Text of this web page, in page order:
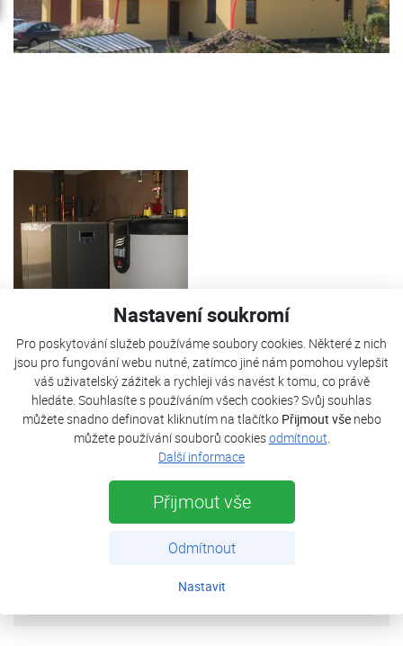
Nastavení soukromí
Pro poskytování služeb používáme soubory cookies. Některé z nich
jsou pro fungování webu nutné, zatímco jiné nám pomohou vylepšit
váš uživatelský zážitek a rychleji vás navést k tomu, co právě
hledáte. Souhlasíte s používáním všech cookies? Svůj souhlas
můžete snadno definovat kliknutím na tlačítko Přijmout všenebo
můžete používání souborů cookiesodmítnout.
Další informace
Přijmout vše
Odmítnout
Nastavit
TČ Kostečka je použito pro vytápění RD, ohřev TUV a ohřev
bazénu. Jako bivalentní zdroj slouží elektrokotel.
tepelná ztráta objektu 10 kW a bazén 60m3
výkon (B0/W35)